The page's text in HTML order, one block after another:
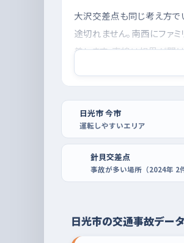
大沢交差点も同じ考え方で
途切れません。南西にファ
差します。直線は視界が開
通るときはブレーキに足を
夕方は帰宅と買い物の車が
いうちは午前中の落ち着い
試すほうが気楽です。駐車
に区画がはっきりした広い
使えます。
日光市 今市
運転しやすいエリア
針貝交差点
事故が多い場所（2024年 2件
日光市の交通事故データ